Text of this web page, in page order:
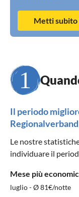
Metti subito
Il periodo
Le nostre
individuare il
Mese più
luglio - Ø 81€/notte